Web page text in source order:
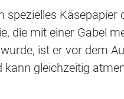
spezielles Käsepapier
die mit einer Gabel
ist er vor dem
kann gleichzeitig